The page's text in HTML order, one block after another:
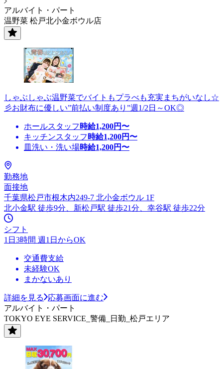
アルバイト・パート
温野菜 松戸北小金ボウル店
しゃぶしゃぶ温野菜でバイトもプラべも充実まちがいなし☆
彡お財布に優しい”前払い制度あり”週1/2日～OK◎
ホールスタッフ 時給1,200円〜
キッチンスタッフ 時給1,200円〜
皿洗い・洗い場時給1,200円〜
勤務地
面接地
千葉県松戸市根木内249-7 北小金ボウル 1F
北小金駅 徒歩9分、新松戸駅 徒歩21分、幸谷駅 徒歩22分
シフト
1日3時間 週1日からOK
交通費支給
未経験OK
まかないあり
詳細を見る
応募画面に進む
アルバイト・パート
TOKYO EYE SERVICE_警備_日勤_松戸エリア